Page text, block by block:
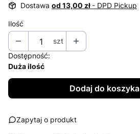
Dostawa od 13,00 zł - DPD Pickup
Ilość
szt
Dostępność:
Duża ilość
Dodaj do koszyka
Zapytaj o produkt